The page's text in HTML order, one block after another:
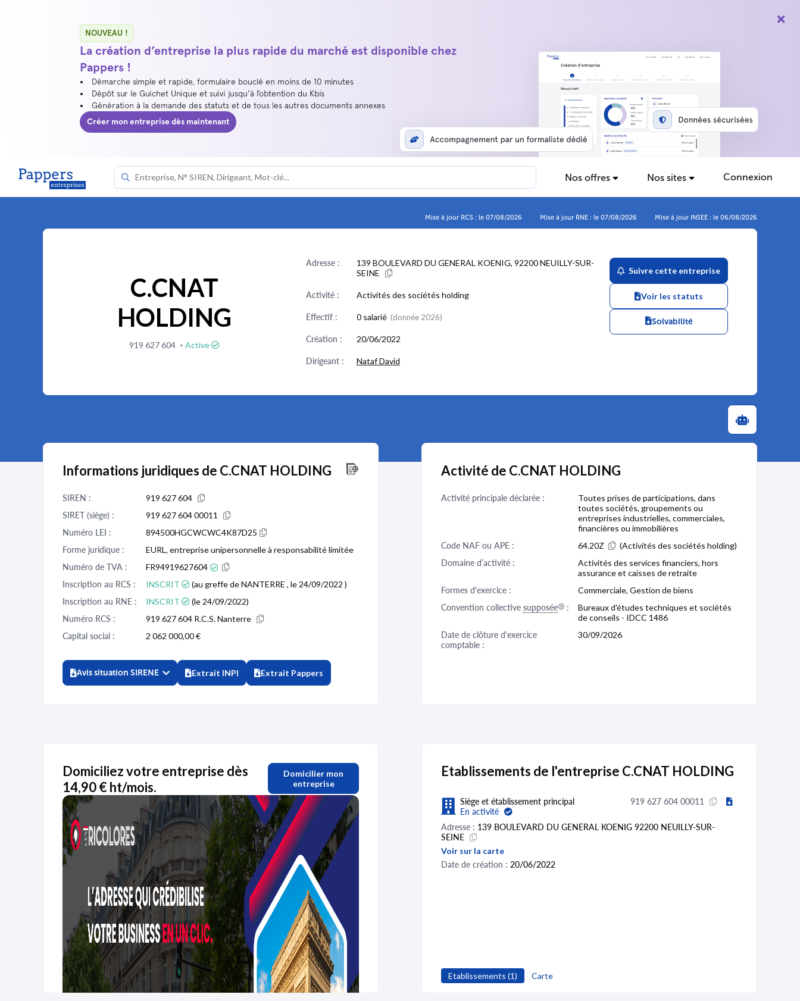
NOUVEAU !
La création d’entreprise la plus rapide du marché est disponible chez
Pappers !
Démarche simple et rapide, formulaire bouclé en moins de 10 minutes
Dépôt sur le Guichet Unique et suivi jusqu’à l’obtention du Kbis
Génération à la demande des statuts et de tous les autres documents annexes
Créer mon entreprise dès maintenant
Nos offres Nos sites Connexion
Mise à jour RCS : le 07/08/2026 Mise à jour RNE : le 07/08/2026 Mise à jour INSEE : le 06/08/2026
C.CNAT
HOLDING
919 627 604 · Active
Adresse :
139 BOULEVARD DU GENERAL KOENIG, 92200 NEUILLY-SUR-
SEINE
Activité : Activités des sociétés holding
Effectif : 0 salarié (donnée 2026)
Création : 20/06/2022
Dirigeant : Nataf David
Suivre cette entreprise
Voir les statuts
Solvabilité
Informations juridiques de C.CNAT HOLDING
SIREN :
919 627 604
SIRET (siège) :
919 627 604 00011
Numéro LEI :
894500HGCWCWC4K87D25
Forme juridique :
EURL, entreprise unipersonnelle à responsabilité limitée
Numéro de TVA :
FR94919627604
Inscription au RCS :
INSCRIT
(au greffe de NANTERRE , le 24/09/2022 )
Inscription au RNE :
INSCRIT
(le 24/09/2022)
Numéro RCS :
919 627 604 R.C.S. Nanterre
Capital social :
2 062 000,00 €
Avis situation SIRENE Extrait INPI Extrait Pappers
Activité de C.CNAT HOLDING
Activité principale déclarée :
Toutes prises de participations, dans
toutes sociétés, groupements ou
entreprises industrielles, commerciales,
financières ou immobilières
Code NAF ou APE :
64.20Z
(Activités des sociétés holding)
Domaine d’activité :
Activités des services financiers, hors
assurance et caisses de retraite
Formes d'exercice :
Commerciale, Gestion de biens
Convention collective supposée :
Bureaux d'études techniques et sociétés
de conseils - IDCC 1486
Date de clôture d'exercice
comptable :
30/09/2026
Domiciliez votre entreprise dès
14,90 € ht/mois.
Domicilier mon
entreprise
Etablissements de l'entreprise C.CNAT HOLDING
Siège et établissement principal
En activité
919 627 604 00011
Adresse : 139 BOULEVARD DU GENERAL KOENIG 92200 NEUILLY-SUR-
SEINE
Voir sur la carte
Date de création : 20/06/2022
Etablissements (1) Carte